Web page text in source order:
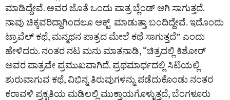
ಮಾಡಿದ್ದೇವೆ. ಅವರ ಜೊತೆ ಒಂದು ಪಾತ್ರ ಬ್ಲೆಂಡ್ ಆಗಿ ಸಾಗುತ್ತದೆ.
ನಾವು ಚಿಕ್ಕವರಿದ್ದಾಗಿಂದಲೂ ಆಕ್ಟ್ ಮಾಡುತ್ತಾ ಬಂದಿದ್ದೇವೆ. ಇದೊಂದು
ಟ್ರಾವೆಲ್ ಕಥೆ, ಮನ್ಮಥನ ಪಾತ್ರದ ಮೇಲೆ ಕಥೆ ಸಾಗುತ್ತದೆ” ಎಂದು
ಹೇಳಿದರು. ನಂತರ ನಟ ಮನು ಮಾತನಾಡಿ, “ಚಿತ್ರದಲ್ಲಿ ಕಿಶೋರ್
ಅವರ ಪಾತ್ರವೇ ಪ್ರಮುಖವಾಗಿದೆ. ಪ್ರಥಮಾರ್ಧದಲ್ಲಿ ಸಿಟಿಯಲ್ಲಿ
ಶುರುವಾಗುವ ಕಥೆ, ವಿಭಿನ್ನ ತಿರುವುಗಳನ್ನು ಪಡೆದುಕೊಂಡು ನಂತರ
ಕರಾವಳಿ ಪ್ರಕೃತಿಯ ಮಡಿಲಲ್ಲಿ ಮುಕ್ತಾಯಗೊಳ್ಳುತ್ತದೆ, ಬೆಂಗಳೂರು